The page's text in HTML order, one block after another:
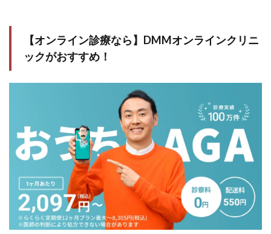
徴・
口コ
ミ・
やす
さな
ど
福岡
のお
すす
め
AGA
【オンライン診療なら】DMMオンラインクリニ
ックがおすすめ！